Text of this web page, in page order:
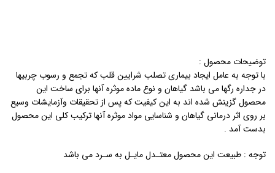
توضیحات محصول :
با توجه به عامل ایجاد بیماری تصلب شرایین قلب که تجمع و رسوب چربیها
در جداره رگها می باشد گیاهان و نوع ماده موثره آنها برای ساخت این
محصول گزینش شده اند به این کیفیت که پس از تحقیقات وآزمایشات وسیع
بر روی اثر درمانی گیاهان و شناسایی مواد موثره آنها ترکیب کلی این محصول
بدست آمد .
توجه : طبیعت این محصول معتـدل مایـل به سـرد می باشد